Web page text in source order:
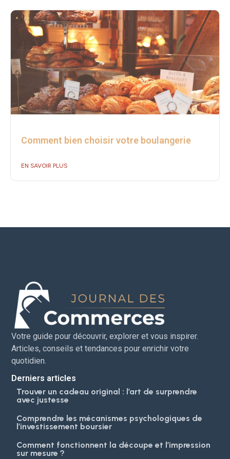
Comment bien choisir votre boulangerie
EN SAVOIR PLUS
Votre guide pour découvrir, explorer et vous inspirer.
Articles, conseils et tendances pour enrichir votre
quotidien.
Derniers articles
Trouver un cadeau original : l’art de surprendre
avec justesse
Comprendre les mécanismes psychologiques de
l’investissement boursier
Comment fonctionnent la découpe et l’impression
sur mesure ?